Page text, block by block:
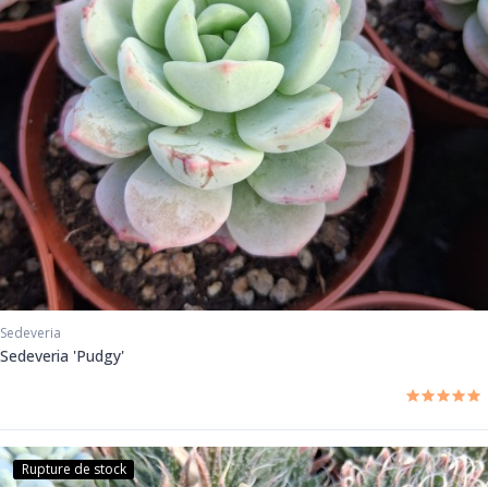
Sedeveria
Sedeveria 'Pudgy'
Rupture de stock